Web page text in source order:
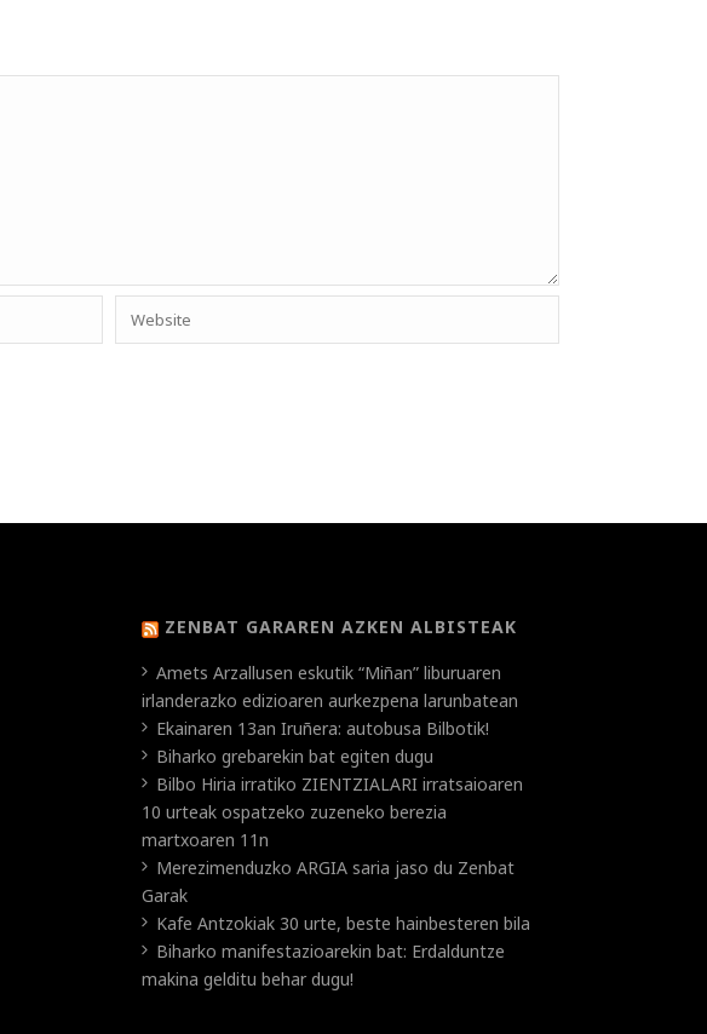
ZENBAT GARAREN AZKEN ALBISTEAK
Amets Arzallusen eskutik “Miñan” liburuaren
irlanderazko edizioaren aurkezpena larunbatean
Ekainaren 13an Iruñera: autobusa Bilbotik!
Biharko grebarekin bat egiten dugu
Bilbo Hiria irratiko ZIENTZIALARI irratsaioaren
10 urteak ospatzeko zuzeneko berezia
martxoaren 11n
Merezimenduzko ARGIA saria jaso du Zenbat
Garak
Kafe Antzokiak 30 urte, beste hainbesteren bila
Biharko manifestazioarekin bat: Erdalduntze
makina gelditu behar dugu!